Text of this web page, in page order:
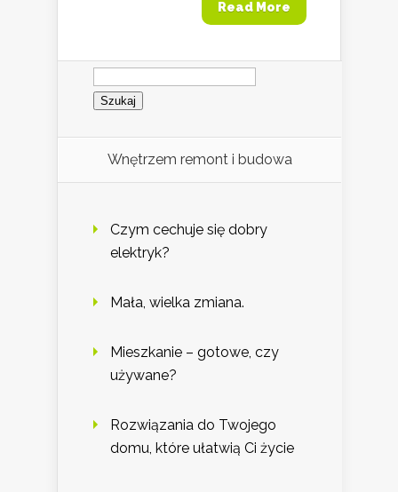
Read More
Szukaj:
Wnętrzem remont i budowa
Czym cechuje się dobry
elektryk?
Mała, wielka zmiana.
Mieszkanie – gotowe, czy
używane?
Rozwiązania do Twojego
domu, które ułatwią Ci życie